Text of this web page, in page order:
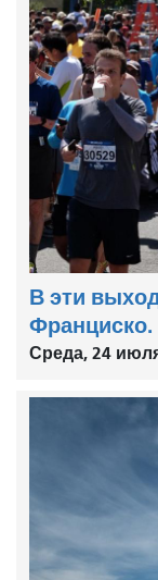
В эти
Франциско.
Среда, 24